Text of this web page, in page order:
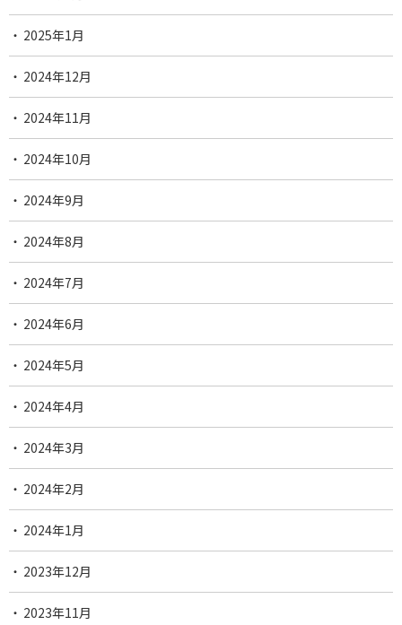
2025年1月
2024年12月
2024年11月
2024年10月
2024年9月
2024年8月
2024年7月
2024年6月
2024年5月
2024年4月
2024年3月
2024年2月
2024年1月
2023年12月
2023年11月